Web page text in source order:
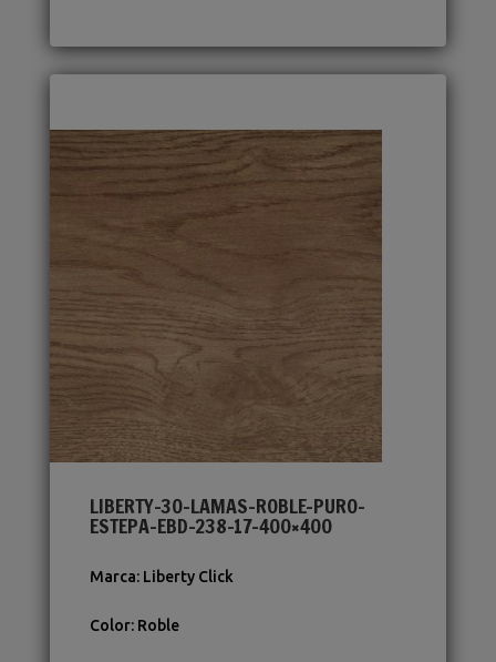
LIBERTY-30-LAMAS-ROBLE-PURO-
ESTEPA-EBD-238-17-400×400
Marca: Liberty Click
Color: Roble